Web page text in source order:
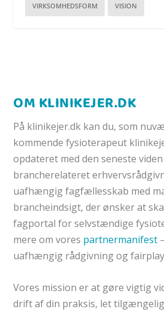
VIRKSOMHEDSFORM VISION
OM KLINIKEJER.DK
På klinikejer.dk kan du, som
kommende fysioterapeut
opdateret med den seneste
brancherelateret
uafhængig fagfællesskab med
brancheindsigt, der ønsker at
fagportal for selvstændige
mere om vores partnermanifest
uafhængig rådgivning og
Vores mission er at gørevigtig
drift af din praksis, let